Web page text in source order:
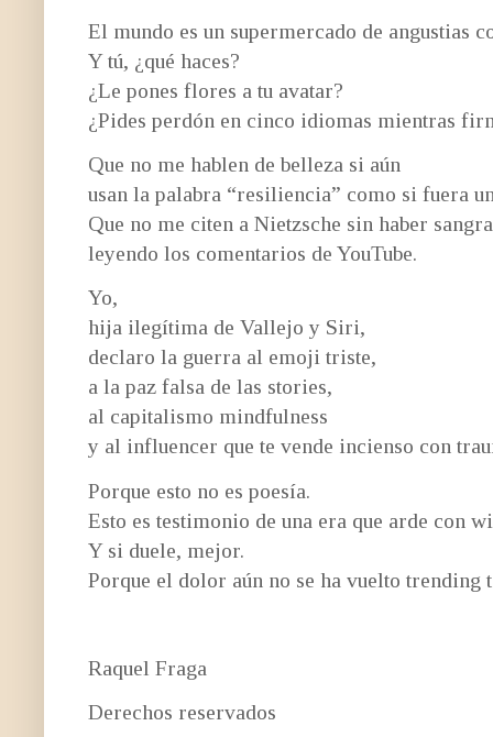
El mundo es un supermercado de angustias
Y tú, ¿qué haces?
¿Le pones flores a tu avatar?
¿Pides perdón en cinco idiomas mientras
Que no me hablen de belleza si aún
usan la palabra “resiliencia” como si fuera
Que no me citen a Nietzsche sin haber
leyendo los comentarios de YouTube.
Yo,
hija ilegítima de Vallejo y Siri,
declaro la guerra al emoji triste,
a la paz falsa de las stories,
al capitalismo mindfulness
y al influencer que te vende incienso con
Porque esto no es poesía.
Esto es testimonio de una era que arde con
Y si duele, mejor.
Porque el dolor aún no se ha vuelto trending
Raquel Fraga
Derechos reservados